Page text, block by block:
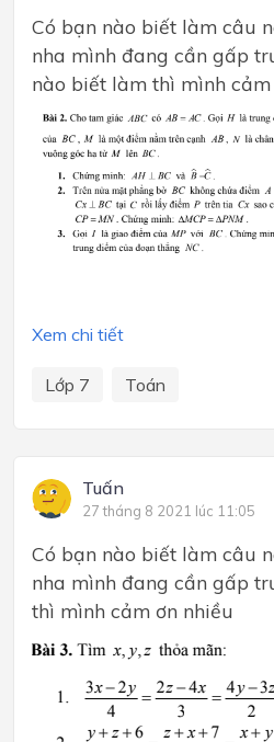
Có bạn nào biết làm câu
nha mình đang cần gấp
nào biết làm thì mình cảm
Xem chi tiết
Lớp 7 Toán
Tuấn
27 tháng 8 2021 lúc 11:05
Có bạn nào biết làm câu
nha mình đang cần gấp
thì mình cảm ơn nhiều